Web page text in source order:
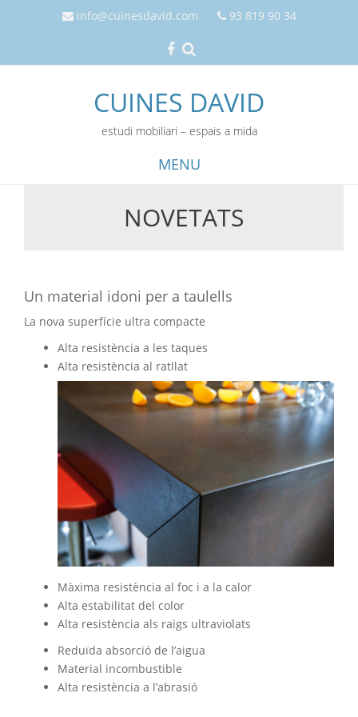
info@cuinesdavid.com 93 819 90 34
CUINES DAVID
estudi mobiliari – espais a mida
MENU
NOVETATS
Un material idoni per a taulells
La nova superfície ultra compacte
Alta resistència a les taques
Alta resistència al ratllat
Màxima resistència al foc i a la calor
Alta estabilitat del color
Alta resistència als raigs ultraviolats
Reduïda absorció de l’aigua
Material incombustible
Alta resistència a l’abrasió